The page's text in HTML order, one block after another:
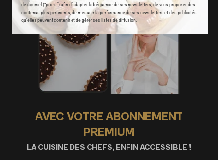
de courriel (“pixels”) afin d’adapter la fréquence de ses newsletters, de vous proposer des
contenus plus pertinents, de mesurer la performance de ses newsletters et des publicités
qu’elles peuvent contenir et de gérer ses listes de diffusion.
AVEC VOTRE ABONNEMENT
PREMIUM
LA CUISINE DES CHEFS, ENFIN ACCESSIBLE !